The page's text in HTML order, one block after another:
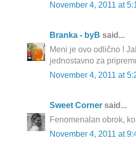
November 4, 2011 at
Branka - byB said...
Meni je ovo odlično !
jednostavno za
November 4, 2011 at
Sweet Corner said...
Fenomenalan obrok,
November 4, 2011 at